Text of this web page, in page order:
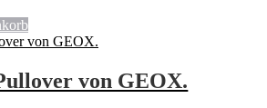
von GEOX.